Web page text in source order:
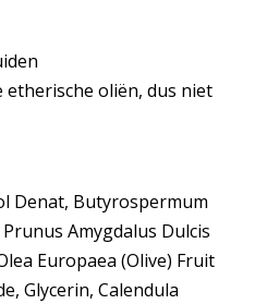
oliën, dus niet
Denat, Butyrospermum
Amygdalus Dulcis
Europaea (Olive) Fruit
Glycerin, Calendula